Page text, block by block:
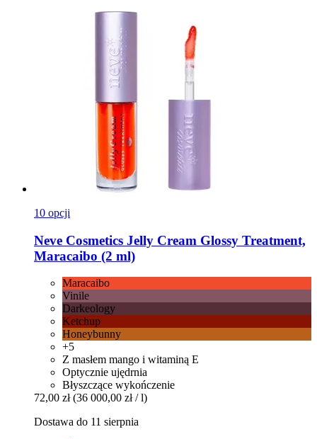
10 opcji
Neve Cosmetics Jelly Cream Glossy Treatment,
Maracaibo (2 ml)
Maracaibo
Vinile
Darkeology
Ketchup
Honeybunny
+5
Z masłem mango i witaminą E
Optycznie ujędrnia
Błyszczące wykończenie
72,00 zł (36 000,00 zł / l)
Dostawa do 11 sierpnia